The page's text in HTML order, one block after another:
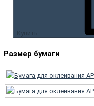
Купить
Размер бумаги